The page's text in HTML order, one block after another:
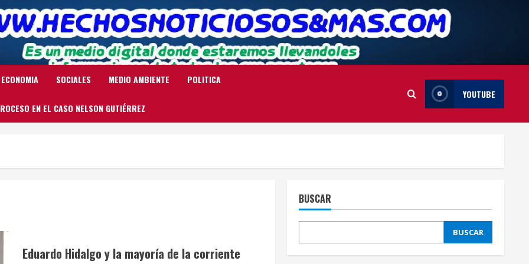
ECONOMIA SOCIALES MEDIO AMBIENTE POLITICA
EN EL CASO NELSON GUTIÉRREZ
YOUTUBE
Eduardo Hidalgo y la mayoría de la corriente
BUSCAR
BUSCAR